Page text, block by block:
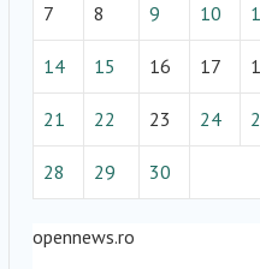
7 8 9 10
14 15 16 17
21 22 23 24
28 29 30
opennews.ro